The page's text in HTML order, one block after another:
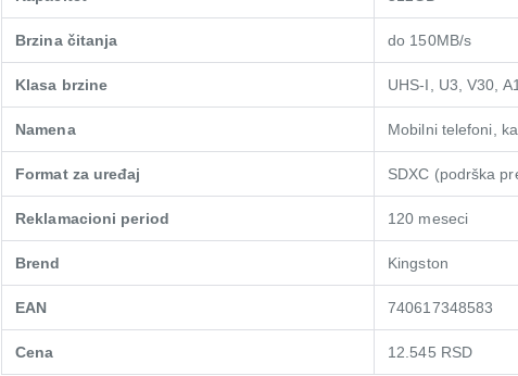
Brzina čitanja do 150MB/s
Klasa brzine UHS-I, U3, V30, A1
Namena Mobilni telefoni,
Format za uređaj SDXC (podrška
Reklamacioni period 120 meseci
Brend Kingston
EAN 740617348583
Cena 12.545 RSD